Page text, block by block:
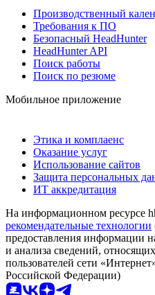
Производственный
Требования к ПО
Безопасный HeadHunter
HeadHunter API
Поиск работы
Поиск по резюме
Мобильное приложение
Этика и комплаенс
Оказание услуг
Использование сайтов
Защита персональных
ИТ аккредитация
На информационном ресурсе
рекомендательные технологии
предоставления информации
и анализа сведений,
пользователей сети
Российской Федерации)